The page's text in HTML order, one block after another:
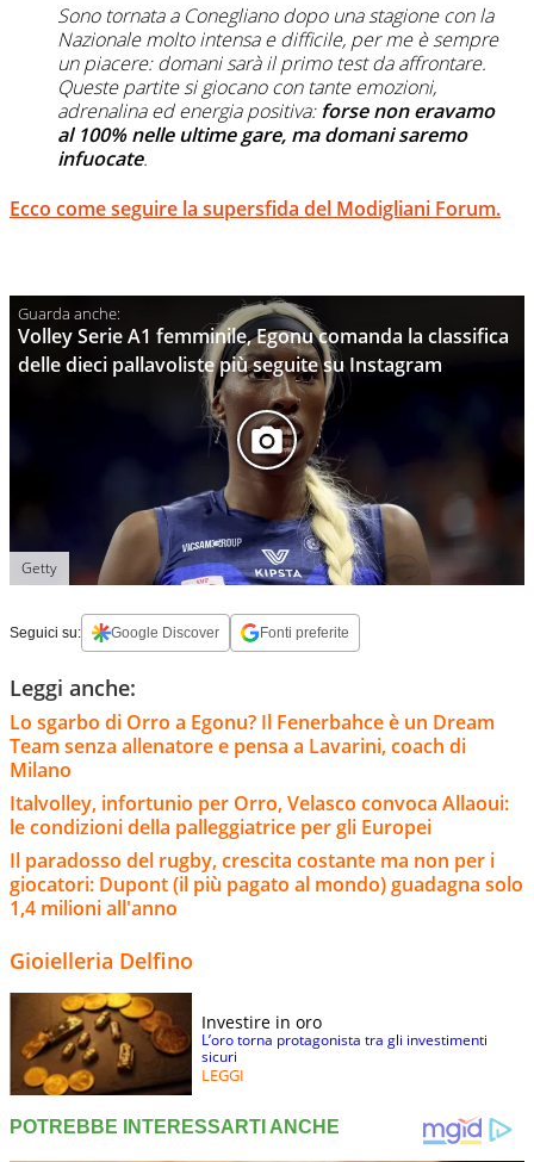
Sono tornata a Conegliano dopo una stagione con la
Nazionale molto intensa e difficile, per me è sempre
un piacere: domani sarà il primo test da affrontare.
Queste partite si giocano con tante emozioni,
adrenalina ed energia positiva:forse non eravamo
al 100% nelle ultime gare, ma domani saremo
infuocate.
Ecco come seguire la supersfida del Modigliani Forum.
Volley Serie A1 femminile, Egonu comanda la classifica
delle dieci pallavoliste più seguite su Instagram
Getty
Seguici su: Google Discover Fonti preferite
Leggi anche:
Lo sgarbo di Orro a Egonu? Il Fenerbahce è un Dream
Team senza allenatore e pensa a Lavarini, coach di
Milano
Italvolley, infortunio per Orro, Velasco convoca Allaoui:
le condizioni della palleggiatrice per gli Europei
Il paradosso del rugby, crescita costante ma non per i
giocatori: Dupont (il più pagato al mondo) guadagna solo
1,4 milioni all'anno
Gioielleria Delfino
Investire in oro
L’oro torna protagonista tra gli investimenti
sicuri
LEGGI